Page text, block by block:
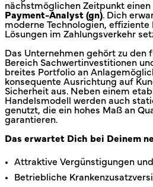
nächstmöglichen Zeitpunkt einen
Payment-Analyst (gn). Dich
moderne Technologien, effiziente
Lösungen im Zahlungsverkehr
Das Unternehmen gehört zu den
Bereich Sachwertinvestitionen
breites Portfolio an
konsequente Ausrichtung auf
Sicherheit aus. Neben einem
Handelsmodell werden auch
genutzt, die ein hohes Maß an
garantieren.
Das erwartet Dich bei Deinem
Attraktive Vergünstigungen
Betriebliche